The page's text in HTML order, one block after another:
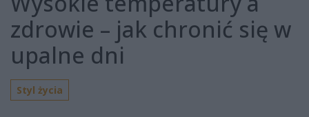
zdrowie – jak chronić się w
upalne dni
Styl życia